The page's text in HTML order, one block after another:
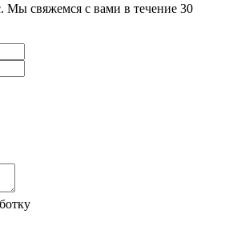
свяжемся с вами в течение 30